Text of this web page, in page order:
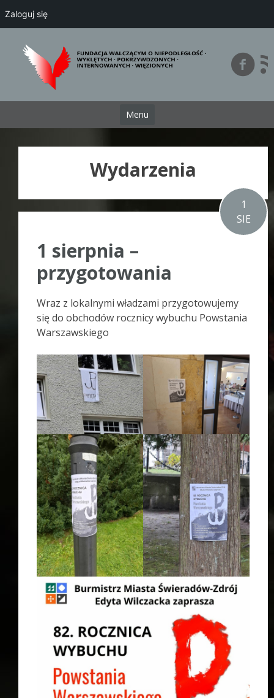
Menu
Wydarzenia
1
SIE
1 sierpnia –
przygotowania
Wraz z lokalnymi władzami przygotowujemy
się do obchodów rocznicy wybuchu Powstania
Warszawskiego
Zaloguj się